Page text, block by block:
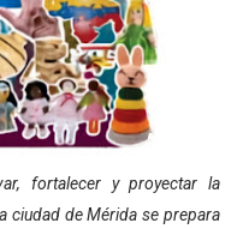
bacheo en el sector La
taller vacacional de
2026" brinda
fortalecer y proyectar la
ciudad de Mérida se prepara